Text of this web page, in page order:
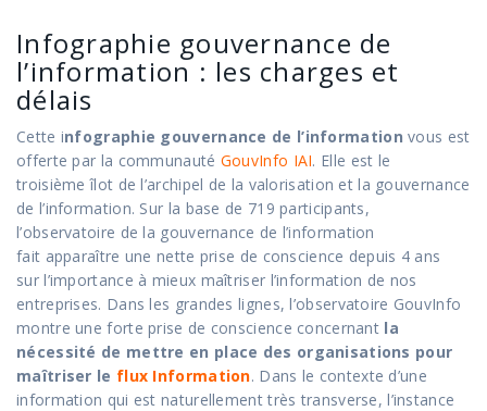
Infographie gouvernance de
l’information : les charges et
délais
Cette infographie gouvernance de l’information vous est
offerte par la communauté GouvInfo IAI. Elle est le
troisième îlot de l’archipel de la valorisation et la gouvernance
de l’information. Sur la base de 719 participants,
l’observatoire de la gouvernance de l’information
fait apparaître une nette prise de conscience depuis 4 ans
sur l’importance à mieux maîtriser l’information de nos
entreprises. Dans les grandes lignes, l’observatoire GouvInfo
montre une forte prise de conscience concernant la
nécessité de mettre en place des organisations pour
maîtriser le flux Information. Dans le contexte d’une
information qui est naturellement très transverse, l’instance